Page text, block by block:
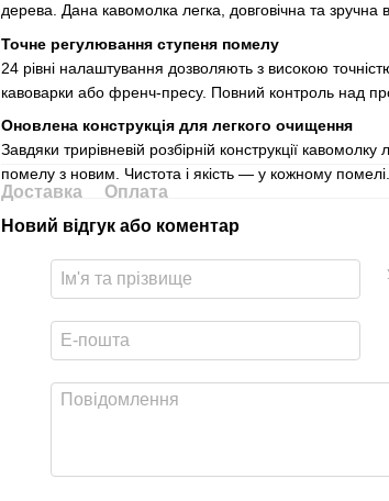
дерева. Дана кавомолка легка, довговічна та зручна в
Точне регулювання ступеня помелу
24 рівні налаштування дозволяють з високою
кавоварки або френч-пресу. Повний контроль над
Оновлена конструкція для легкого очищення
Завдяки трирівневій розбірній конструкції
помелу з новим. Чистота і якість — у кожному помелі.
Доставка
Оплата
Новий відгук або коментар